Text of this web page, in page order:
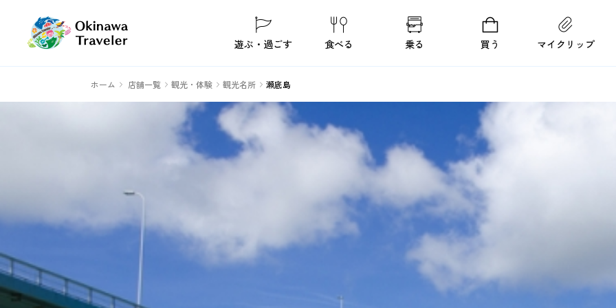
遊ぶ・過ごす 食べる 乗る 買う マイクリップ
ホーム 店舗一覧 観光・体験 観光名所 瀬底島